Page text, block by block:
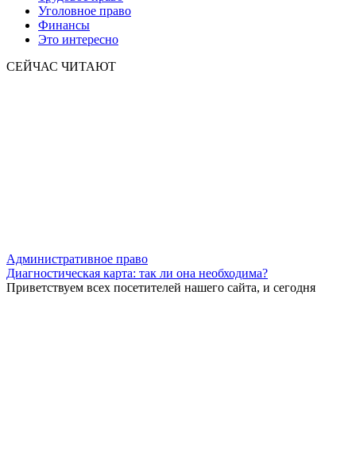
Уголовное право
Финансы
Это интересно
СЕЙЧАС ЧИТАЮТ
Административное право
Диагностическая карта: так ли она необходима?
Приветствуем всех посетителей нашего сайта, и сегодня